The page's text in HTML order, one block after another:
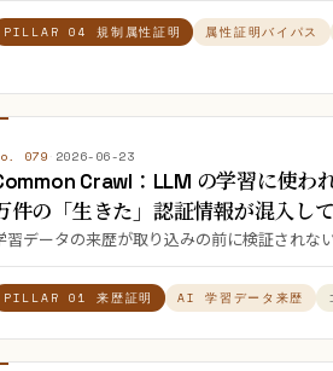
PILLAR 04 規制属性証明 属性証明バイパス
079 2026-06-23
Crawl：LLM の学習に使わ
件の「生きた」認証情報が混入し
習データの来歴が取り込みの前に検証されな
PILLAR 01 来歴証明 AI 学習データ来歴